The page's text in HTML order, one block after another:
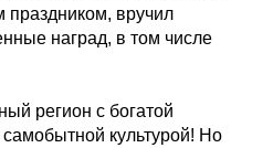
праздником, вручил
наград, в том числе
регион с богатой
культурой! Но